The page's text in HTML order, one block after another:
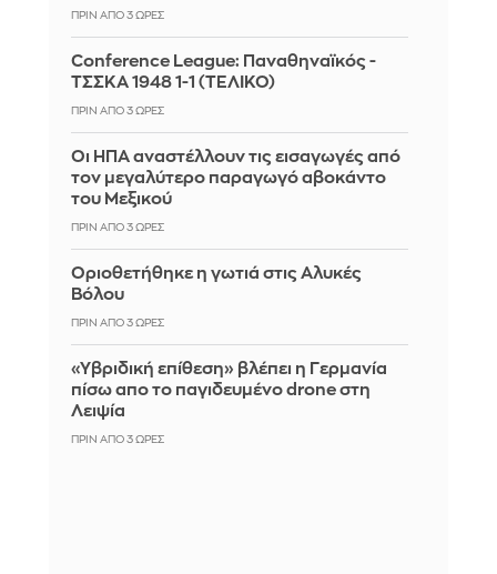
ΠΡΙΝ ΑΠΌ 3 ΏΡΕΣ
Conference League: Παναθηναϊκός -
ΤΣΣΚΑ 1948 1-1 (ΤΕΛΙΚΟ)
ΠΡΙΝ ΑΠΌ 3 ΏΡΕΣ
Οι ΗΠΑ αναστέλλουν τις εισαγωγές από
τον μεγαλύτερο παραγωγό αβοκάντο
του Μεξικού
ΠΡΙΝ ΑΠΌ 3 ΏΡΕΣ
Οριοθετήθηκε η γωτιά στις Αλυκές
Βόλου
ΠΡΙΝ ΑΠΌ 3 ΏΡΕΣ
«Υβριδική επίθεση» βλέπει η Γερμανία
πίσω απο το παγιδευμένο drone στη
Λειψία
ΠΡΙΝ ΑΠΌ 3 ΏΡΕΣ